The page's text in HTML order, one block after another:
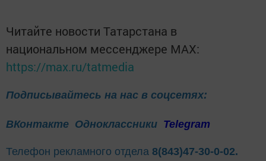
Читайте новости Татарстана в
национальном мессенджере MАХ:
https://max.ru/tatmedia
Подписывайтесь на нас в соцсетях:
ВКонтакте Одноклассники Telegram
Телефон рекламного отдела 8(843)47-30-0-02.